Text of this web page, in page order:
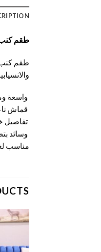
طقم كنب
طقم كنب
واسعة
قماش
تفاصيل
وسائد
مناسب